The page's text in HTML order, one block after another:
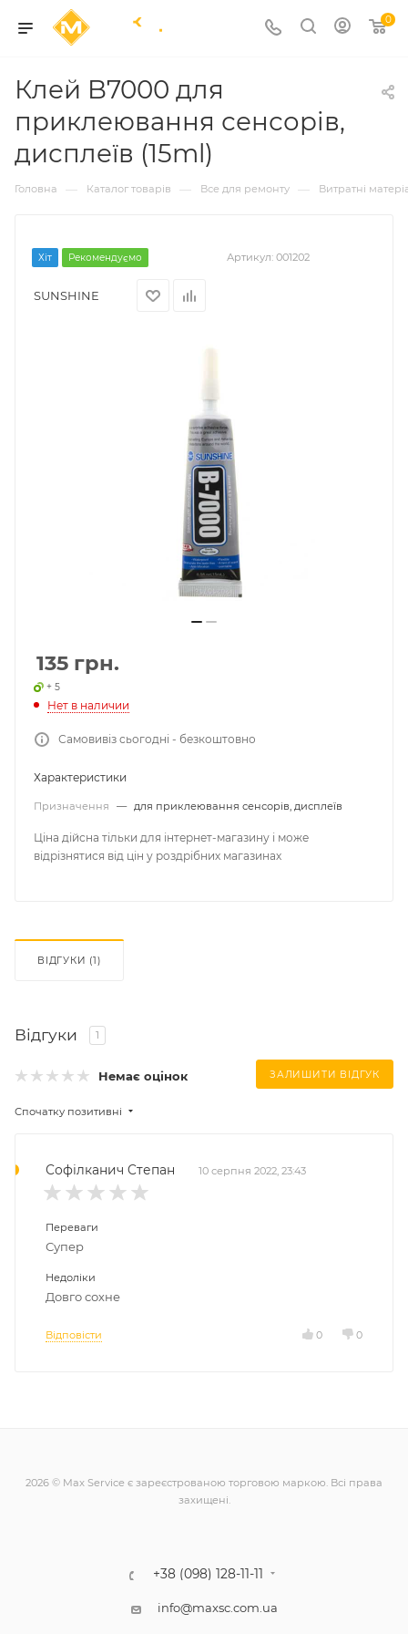
0
Клей B7000 для
приклеювання сенсорів,
дисплеїв (15ml)
Головна — Каталог товарів — Все для ремонту — Витратні
Хіт Рекомендуємо Артикул: 001202
SUNSHINE
135 грн.
+ 5
Нет в наличии
Самовивіз сьогодні - безкоштовно
Характеристики
Призначення — для приклеювання сенсорів, дисплеїв
Ціна дійсна тільки для інтернет-магазину і може
відрізнятися від цін у роздрібних магазинах
ВІДГУКИ (1)
Відгуки 1
Немає оцінок ЗАЛИШИТИ ВІДГУК
Спочатку позитивні
Софілканич Cтепан 10 серпня 2022, 23:43
Переваги
Супер
Недоліки
Довго сохне
Відповісти 0 0
2026 © Max Service є зареєстрованою торговою маркою. Всі права
захищені.
+38 (098) 128-11-11
info@maxsc.com.ua